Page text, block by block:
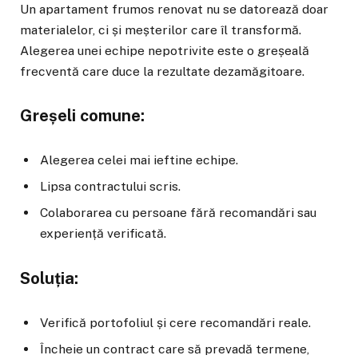
Un apartament frumos renovat nu se datorează doar
materialelor, ci și meșterilor care îl transformă.
Alegerea unei echipe nepotrivite este o greșeală
frecventă care duce la rezultate dezamăgitoare.
Greșeli comune:
Alegerea celei mai ieftine echipe.
Lipsa contractului scris.
Colaborarea cu persoane fără recomandări sau
experiență verificată.
Soluția:
Verifică portofoliul și cere recomandări reale.
Încheie un contract care să prevadă termene,